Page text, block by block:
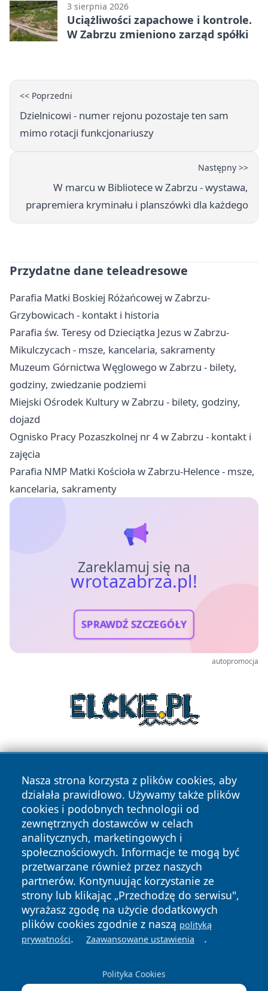
3 sierpnia 2026
Uciążliwości zapachowe i kontrole.
W Zabrzu zmieniono zarząd spółki
<< Poprzedni
Dzielnicowi - numer rejonu pozostaje ten sam
mimo rotacji funkcjonariuszy
Następny >>
W marcu w Bibliotece w Zabrzu - wystawa,
prapremiera kryminału i planszówki dla każdego
Przydatne dane teleadresowe
Parafia Matki Boskiej Różańcowej w Zabrzu-
Grzybowicach - kontakt i historia
Parafia św. Teresy od Dzieciątka Jezus w Zabrzu-
Mikulczycach - msze, kancelaria, sakramenty
Muzeum Górnictwa Węglowego w Zabrzu - bilety,
godziny, zwiedzanie podziemi
Miejski Ośrodek Kultury w Zabrzu - bilety, godziny,
dojazd
Ognisko Pracy Pozaszkolnej nr 4 w Zabrzu - kontakt i
zajęcia
Parafia NMP Matki Kościoła w Zabrzu-Helence - msze,
kancelaria, sakramenty
Zareklamuj się na
wrotazabrza.pl!
SPRAWDŹ SZCZEGÓŁY
autopromocja
Nasza strona korzysta z plików cookies, aby
działała prawidłowo. Używamy także plików
cookies i podobnych technologii od
zewnętrznych dostawców w celach
analitycznych, marketingowych i
społecznościowych. Informacje te mogą być
przetwarzane również przez naszych
partnerów. Kontynuując korzystanie ze
strony lub klikając „Przechodzę do serwisu",
wyrażasz zgodę na użycie dodatkowych
plików cookies zgodnie z naszą polityką
prywatności. Zaawansowane ustawienia .
Polityka Cookies
Copyright © 2026 wrotazabrza.pl Wszystkie prawa
zastrzeżone.
News Autorzy
Polityka
Prywatności
Polityka
Cookies